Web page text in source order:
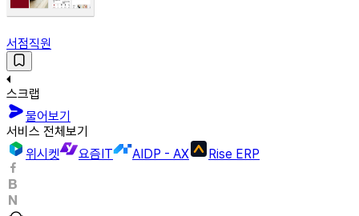
서점직원
스크랩
물어보기
서비스 전체보기
위시켓
요즘IT AIDP - AX Rise ERP